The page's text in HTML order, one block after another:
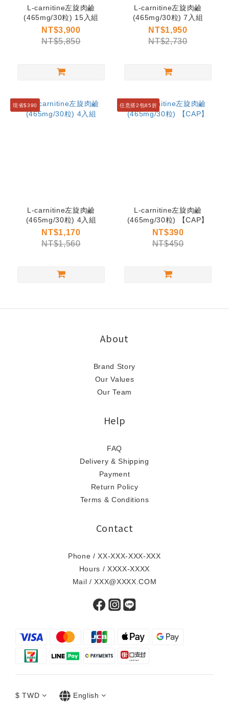
L-carnitine左旋肉鹼
(465mg/30粒) 15入組
NT$3,900
NT$5,850
L-carnitine左旋肉鹼
(465mg/30粒) 7入組
NT$1,950
NT$2,730
現省$390
L-carnitine左旋肉鹼
(465mg/30粒) 4入組
NT$1,170
NT$1,560
任意搭2包85折
L-carnitine左旋肉鹼
(465mg/30粒) 【CAP】
NT$390
NT$450
About
Brand Story
Our Values
Our Team
Help
FAQ
Delivery & Shipping
Payment
Return Policy
Terms & Conditions
Contact
Phone / XX-XXX-XXX-XXX
Hours / XXXX-XXXX
Mail / XXX@XXXX.COM
$ TWD English